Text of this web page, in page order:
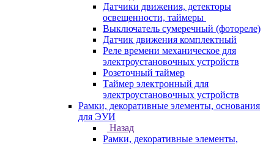
Датчики движения, детекторы
освещенности, таймеры
Выключатель сумеречный (фотореле)
Датчик движения комплектный
Реле времени механическое для
электроустановочных устройств
Розеточный таймер
Таймер электронный для
электроустановочных устройств
Рамки, декоративные элементы, основания
для ЭУИ
Назад
Рамки, декоративные элементы,